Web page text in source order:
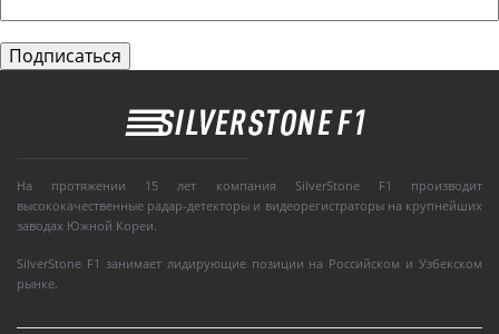
На протяжении 15 лет компания SilverStone F1 производит
высококачественные радар-детекторы и видеорегистраторы на крупнейших
заводах Южной Кореи.
SilverStone F1 занимает лидирующие позиции на Российском и Узбекском
рынке.